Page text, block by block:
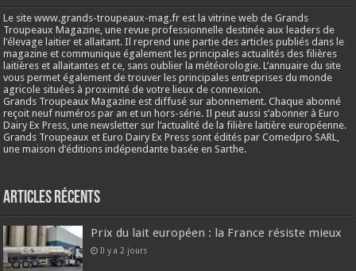
Le site www.grands-troupeaux-mag.fr est la vitrine web de Grands
Troupeaux Magazine, une revue professionnelle destinée aux leaders de
l’élevage laitier et allaitant. Il reprend une partie des articles publiés dans le
magazine et communique également les principales actualités des filières
laitières et allaitantes et ce, sans oublier la météorologie. L’annuaire du site
vous permet également de trouver les principales entreprises du monde
agricole situées à proximité de votre lieux de connexion.
Grands Troupeaux Magazine est diffusé sur abonnement. Chaque abonné
reçoit neuf numéros par an et un hors-série. Il peut aussi s’abonner à Euro
Dairy Ex Press, une newsletter sur l’actualité de la filière laitière européenne.
Grands Troupeaux et Euro Dairy Ex Press sont édités par Comedpro SARL,
une maison d’éditions indépendante basée en Sarthe.
Articles récents
Prix du lait européen : la France résiste mieux
Il y a 2 jours